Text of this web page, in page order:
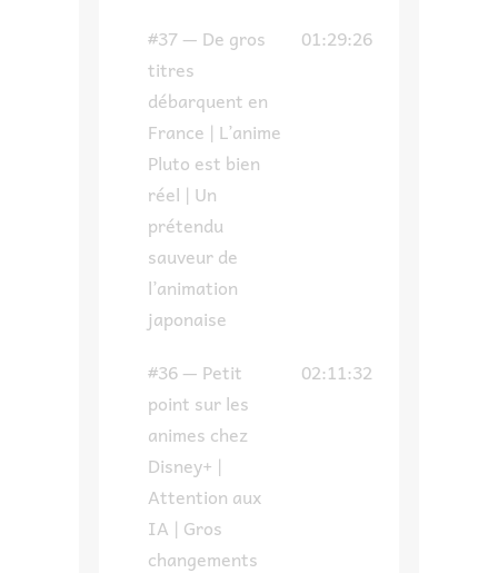
#37 — De gros
titres
débarquent en
France | L’anime
Pluto est bien
réel | Un
prétendu
sauveur de
l’animation
japonaise
01:29:26
#36 — Petit
point sur les
animes chez
Disney+ |
Attention aux
IA | Gros
changements
02:11:32